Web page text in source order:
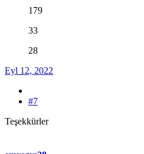
179
33
28
Eyl 12, 2022
#7
Teşekkürler